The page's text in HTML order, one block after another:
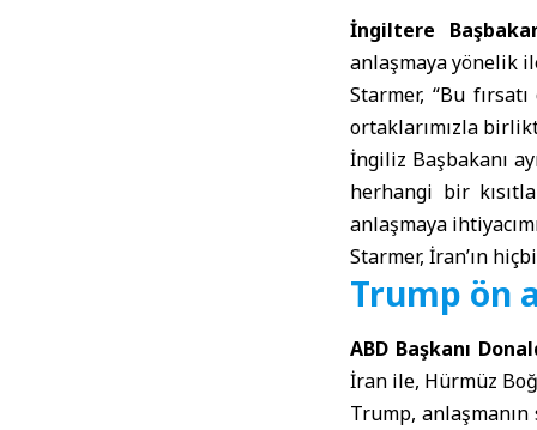
İngiltere
anlaşmaya yönelik
Starmer, “Bu
ortaklarımızla
İngiliz Başbakanı
herhangi bir
anlaşmaya
Starmer, İran’ın
Trump ön
ABD Başkanı
İran ile, Hürmüz
Trump,